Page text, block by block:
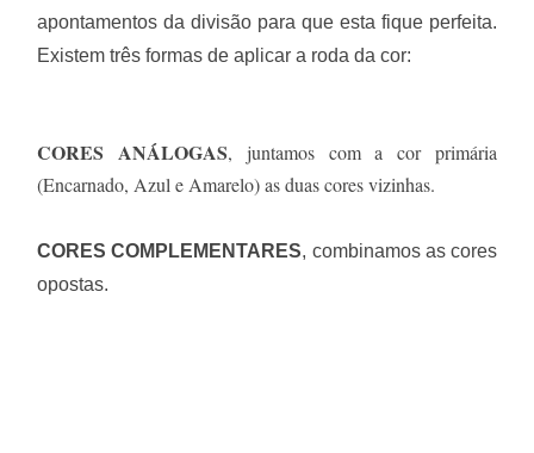
apontamentos da divisão para que esta fique perfeita.
Existem três formas de aplicar a roda da cor:
CORES ANÁLOGAS, juntamos com a cor primária
(Encarnado, Azul e Amarelo) as duas cores vizinhas.
CORES COMPLEMENTARES, combinamos as cores
opostas.